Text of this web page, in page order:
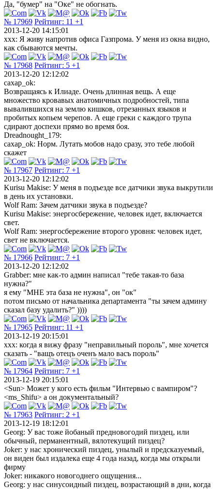
Да, "бумер" на "Оке" не обогнать.
№ 17969 Рейтинг: 11 +1
2013-12-20 14:15:01
xxx: Я живу напротив офиса Газпрома. У меня из окна видно,
как сбываются мечты.
№ 17968 Рейтинг: 5 +1
2013-12-20 12:12:02
caxap_ok:
Возвращаясь к Илиаде. Очень длинная вещь. А еще
множество кровавых анатомичных подробностей, типа
вывалившихся на землю кишков, отрезанных языков и
пробитых копьем черепов. А еще греки с каждого трупа
сдирают доспехи прямо во время боя.
Dreadnought_179:
caxap_ok: Норм. Лутать мобов надо сразу, это тебе любой
скажет
№ 17967 Рейтинг: 7 +1
2013-12-20 12:12:02
Kurisu Makise: У меня в подъезде все датчики звука выкрутили
в день их установки.
Wolf Ram: Зачем датчики звука в подъезде?
Kurisu Makise: энергосбережение, человек идет, включается
свет.
Wolf Ram: энергосбережение второго уровня: человек идет,
свет не включается.
№ 17966 Рейтинг: 7 +1
2013-12-20 12:12:02
Grabber: мне как-то админ написал "тебе такая-то база
нужна?"
я ему "МНЕ эта база не нужна", он "ок"
потом письмо от начальника департамента "ты зачем админу
сказал базу удалить?" ))))
№ 17965 Рейтинг: 11 +1
2013-12-19 20:15:01
xxx: когда я вижу фразу "неправильный пороль", мне хочется
сказать - "ващъ отецъ оченъ мало васъ пороль"
№ 17964 Рейтинг: 7 +1
2013-12-19 20:15:01
<Sun> Может у кого есть фильм "Интервью с вампиром"?
<ms_Shifu> а он документальный?
№ 17963 Рейтинг: 2 +1
2013-12-19 18:12:01
Georg: У вас тоже йобаный предновогодий пиздец, или
обычный, перманентный, вялотекущий пиздец?
Joker: у нас хронический пиздец, унылый и предсказуемый,
он виден был издалека еще 4 года назад, когда мы открыли
фирму
Joker: никакого новогоднего ощущения...
Georg: у нас синусоидный пиздец, возрастающий в дни, когда